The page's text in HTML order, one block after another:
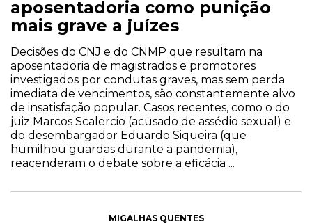
aposentadoria como punição
mais grave a juízes
Decisões do CNJ e do CNMP que resultam na
aposentadoria de magistrados e promotores
investigados por condutas graves, mas sem perda
imediata de vencimentos, são constantemente alvo
de insatisfação popular. Casos recentes, como o do
juiz Marcos Scalercio (acusado de assédio sexual) e
do desembargador Eduardo Siqueira (que
humilhou guardas durante a pandemia),
reacenderam o debate sobre a eficácia ...
MIGALHAS QUENTES